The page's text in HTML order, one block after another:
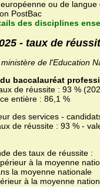
ou de langue
PostBac
des disciplines
- taux de
de l'Education
baccalauréat
de réussite : 93 %
entière : 86,1 %
des services -
de réussite : 93 % -
des taux de réussite :
à la moyenne
la moyenne nationale
à la moyenne